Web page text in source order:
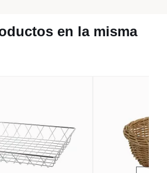
en la misma